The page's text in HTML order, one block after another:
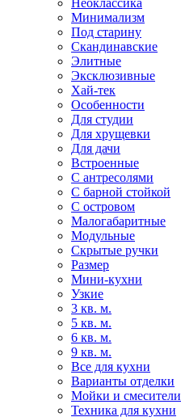
Неоклассика
Минимализм
Под старину
Скандинавские
Элитные
Эксклюзивные
Хай-тек
Особенности
Для студии
Для хрущевки
Для дачи
Встроенные
С антресолями
С барной стойкой
С островом
Малогабаритные
Модульные
Скрытые ручки
Размер
Мини-кухни
Узкие
3 кв. м.
5 кв. м.
6 кв. м.
9 кв. м.
Все для кухни
Варианты отделки
Мойки и смесители
Техника для кухни